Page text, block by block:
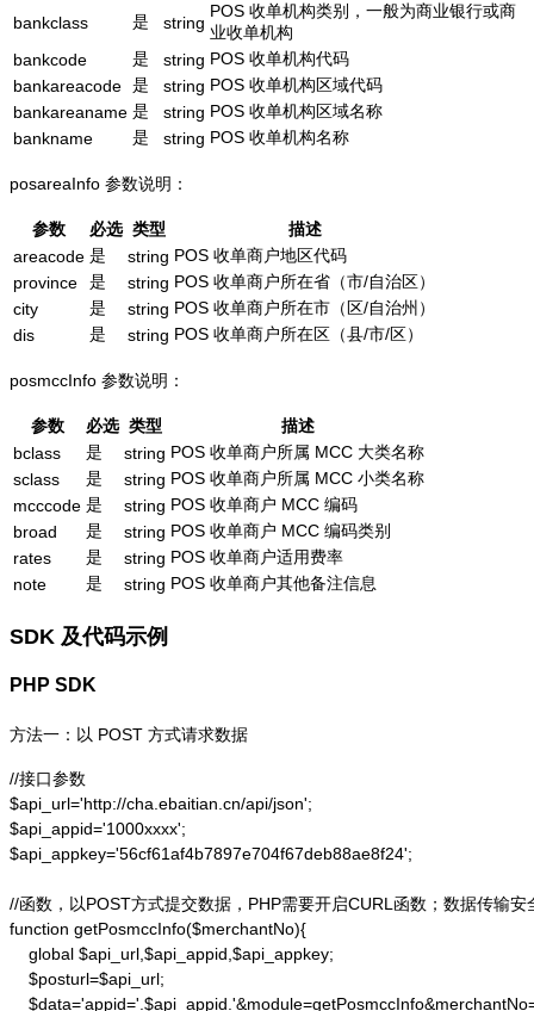
bankclass 是 string
POS 收单机构类别，一般为商业银行或商
业收单机构
bankcode
是 string POS 收单机构代码
bankareacode 是 string POS 收单机构区域代码
bankareaname 是 string POS 收单机构区域名称
bankname
是 string POS 收单机构名称
posareaInfo 参数说明：
参数 必选 类型
描述
areacode 是 string POS 收单商户地区代码
province
是 string POS 收单商户所在省（市/自治区）
city
是 string POS 收单商户所在市（区/自治州）
dis
是 string POS 收单商户所在区（县/市/区）
posmccInfo 参数说明：
参数 必选 类型
描述
bclass
是 string POS 收单商户所属 MCC 大类名称
sclass
是 string POS 收单商户所属 MCC 小类名称
mcccode 是 string POS 收单商户 MCC 编码
broad
是 string POS 收单商户 MCC 编码类别
rates
是 string POS 收单商户适用费率
note
是 string POS 收单商户其他备注信息
SDK 及代码示例
PHP SDK
方法一：以 POST 方式请求数据
//接口参数
$api_url='http://cha.ebaitian.cn/api/json';
$api_appid='1000xxxx';
$api_appkey='56cf61af4b7897e704f67deb88ae8f24';
//函数，以POST方式提交数据，PHP需要开启CURL函数；数据传输安
function getPosmccInfo($merchantNo){
    global $api_url,$api_appid,$api_appkey;
    $posturl=$api_url;